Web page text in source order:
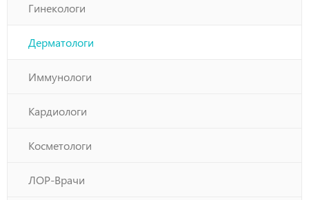
Гинекологи
Дерматологи
Иммунологи
Кардиологи
Косметологи
ЛОР-Врачи